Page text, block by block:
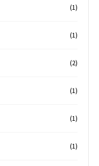
(1)
(1)
(2)
(1)
(1)
(1)